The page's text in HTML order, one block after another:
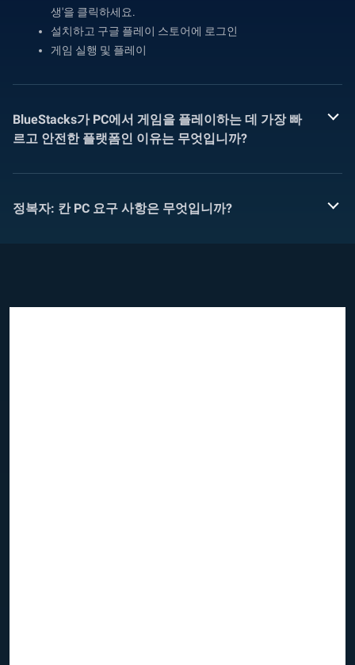
생'을 클릭하세요.
설치하고 구글 플레이 스토어에 로그인
게임 실행 및 플레이
BlueStacks가 PC에서 게임을 플레이하는 데 가장 빠
르고 안전한 플랫폼인 이유는 무엇입니까?
정복자: 칸 PC 요구 사항은 무엇입니까?